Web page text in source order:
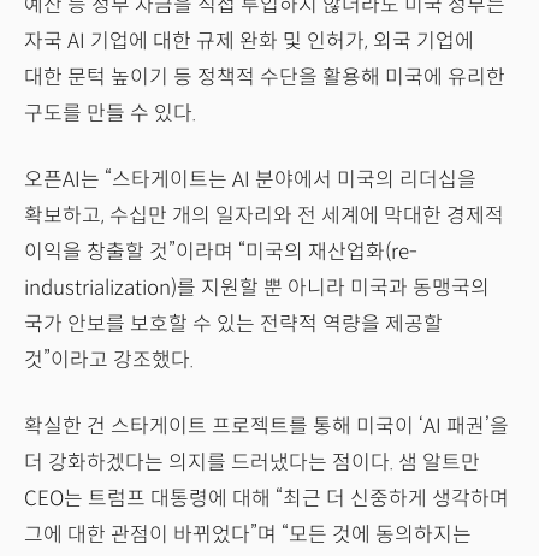
예산 등 정부 자금을 직접 투입하지 않더라도 미국 정부는
자국 AI 기업에 대한 규제 완화 및 인허가, 외국 기업에
대한 문턱 높이기 등 정책적 수단을 활용해 미국에 유리한
구도를 만들 수 있다.
오픈AI는 “스타게이트는 AI 분야에서 미국의 리더십을
확보하고, 수십만 개의 일자리와 전 세계에 막대한 경제적
이익을 창출할 것”이라며 “미국의 재산업화(re-
industrialization)를 지원할 뿐 아니라 미국과 동맹국의
국가 안보를 보호할 수 있는 전략적 역량을 제공할
것”이라고 강조했다.
확실한 건 스타게이트 프로젝트를 통해 미국이 ‘AI 패권’을
더 강화하겠다는 의지를 드러냈다는 점이다. 샘 알트만
CEO는 트럼프 대통령에 대해 “최근 더 신중하게 생각하며
그에 대한 관점이 바뀌었다”며 “모든 것에 동의하지는